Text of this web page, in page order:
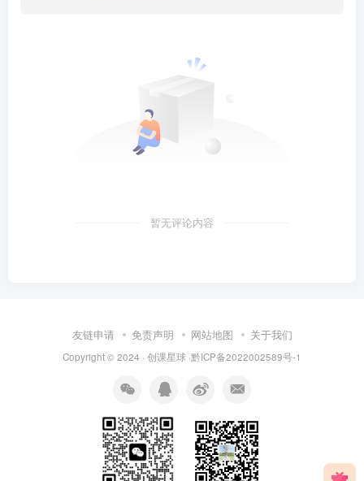
暂无评论内容
友链申请 免责声明 网站地图 关于我们
Copyright © 2024 · 创课星球 ·黔ICP备2022002589号-1